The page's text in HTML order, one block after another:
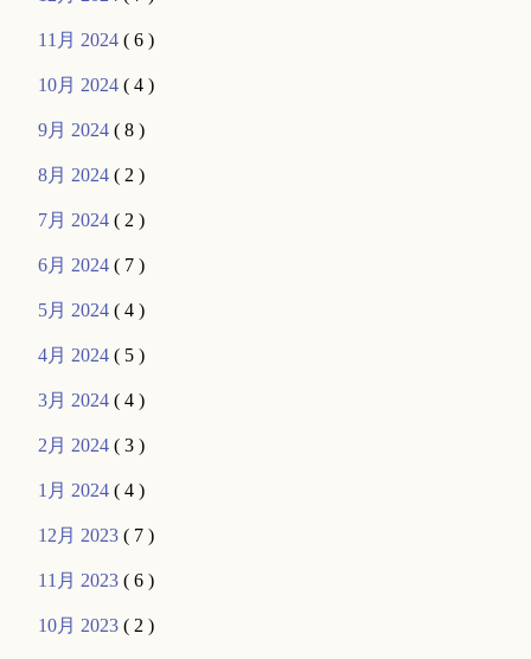
11月 2024( 6 )
10月 2024( 4 )
9月 2024( 8 )
8月 2024( 2 )
7月 2024( 2 )
6月 2024( 7 )
5月 2024( 4 )
4月 2024( 5 )
3月 2024( 4 )
2月 2024( 3 )
1月 2024( 4 )
12月 2023( 7 )
11月 2023( 6 )
10月 2023( 2 )